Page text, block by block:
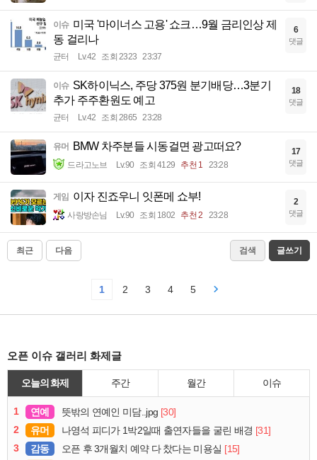
이슈 미국 '마이너스 고용' 쇼크…9월 금리인상 제
동 걸리나
균터 Lv.42 조회 2323 23:37
6
댓글
이슈 SK하이닉스, 주당 375원 분기배당…3분기
추가 주주환원도 예고
균터 Lv.42 조회 2865 23:28
18
댓글
유머 BMW 차주분들 시동걸면 광고떠요?
드라고노브 Lv.90 조회 4129 추천 1 23:28
17
댓글
게임 이자 진죠우니 잇폰메 쇼부!
사랑방손님 Lv.90 조회 1802 추천 2 23:28
2
댓글
최근 다음 검색 글쓰기
1 2 3 4 5
오픈 이슈 갤러리 화제글
오늘의 화제 주간 월간 이슈
1 연예 뜻밖의 연예인 미담..jpg [30]
2
유머 나영석 피디가 1박2일때 출연자들을 굴린 배경 [31]
3
감동 오픈 후 3개월치 예약 다 찼다는 미용실 [15]